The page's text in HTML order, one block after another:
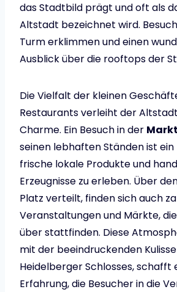
das Stadtbild prägt und oft als
Altstadt bezeichnet wird.
Turm erklimmen und einen
Ausblick über die rooftops der
Die Vielfalt der kleinen
Restaurants verleiht der
Charme. Ein Besuch in der
seinen lebhaften Ständen ist ein
frische lokale Produkte und
Erzeugnisse zu erleben. Über
Platz verteilt, finden sich auch
Veranstaltungen und Märkte,
über stattfinden. Diese
mit der beeindruckenden
Heidelberger Schlosses, schafft
Erfahrung, die Besucher in die